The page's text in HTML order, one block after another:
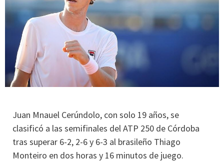
Juan Mnauel Cerúndolo, con solo 19 años, se
clasificó a las semifinales del ATP 250 de Córdoba
tras superar 6-2, 2-6 y 6-3 al brasileño Thiago
Monteiro en dos horas y 16 minutos de juego.